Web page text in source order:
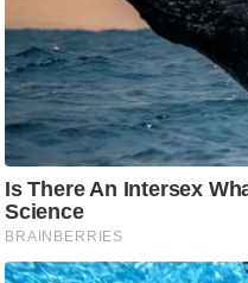
ट
न
स्थ
ल
फि
ट
ने
स